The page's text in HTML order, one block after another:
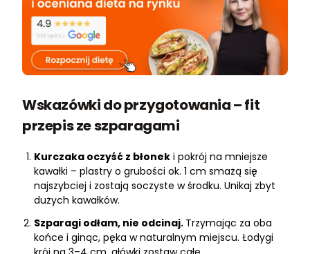
Wskazówki do przygotowania – fit
przepis ze szparagami
Kurczaka oczyść z błonek i pokrój na mniejsze
kawałki – plastry o grubości ok. 1 cm smażą się
najszybciej i zostają soczyste w środku. Unikaj zbyt
dużych kawałków.
Szparagi odłam, nie odcinaj. Trzymając za oba
końce i ginąc, pęka w naturalnym miejscu. Łodygi